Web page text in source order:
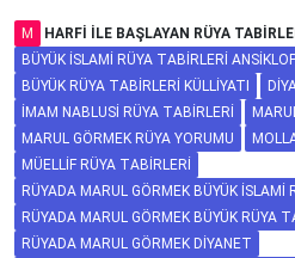
M
HARFI ILE BAŞLAYAN RÜYA
BÜYÜK İSLAMI RÜYA TABIRLERI
BÜYÜK RÜYA TABIRLERI KÜLLIYATI
İMAM NABLUSI RÜYA TABIRLERI
MARUL GÖRMEK RÜYA YORUMU
MÜELLIF RÜYA TABIRLERI
RÜYADA MARUL GÖRMEK BÜYÜK İSLAMI
RÜYADA MARUL GÖRMEK BÜYÜK RÜYA
RÜYADA MARUL GÖRMEK DIYANET